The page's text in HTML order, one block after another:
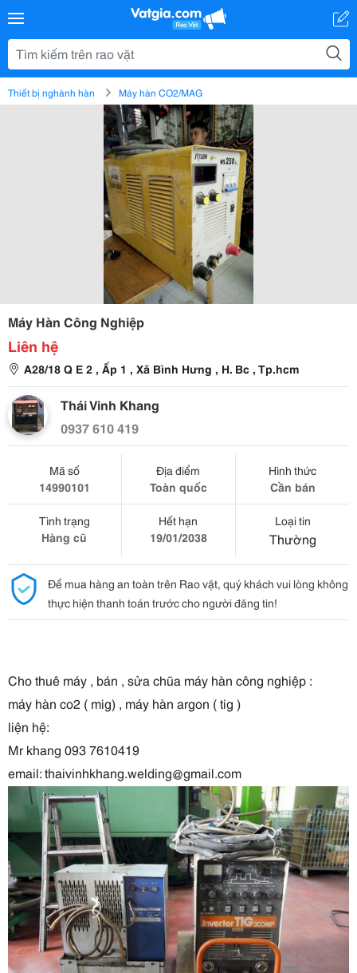
Thiết bị nghành hàn Máy hàn CO2/MAG
Máy Hàn Công Nghiệp
Liên hệ
A28/18 Q E 2 , Ấp 1 , Xã Bình Hưng , H. Bc , Tp.hcm
Thái Vinh Khang
0937 610 419
Mã số
14990101
Địa điểm
Toàn quốc
Hình thức
Cần bán
Tình trạng
Hàng cũ
Hết hạn
19/01/2038
Loại tin
Thường
Để mua hàng an toàn trên Rao vặt, quý khách vui lòng không
thực hiện thanh toán trước cho người đăng tin!
Cho thuê máy , bán , sửa chũa máy hàn công nghiệp :
máy hàn co2 ( mig) , máy hàn argon ( tig )
liện hệ:
Mr khang 093 7610419
email: thaivinhkhang.welding@gmail.com